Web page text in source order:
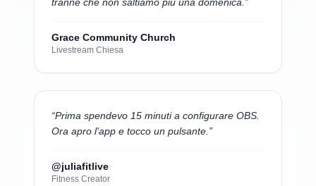
Grace Community Church
Livestream Chiesa
“Prima spendevo 15 minuti a configurare OBS.
Ora apro l'app e tocco un pulsante. ”
@juliafitlive
Fitness Creator